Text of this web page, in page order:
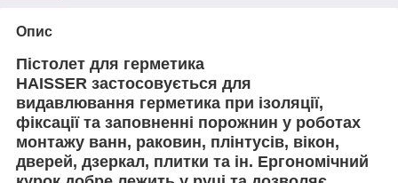
Опис
Пістолет для герметика
HAISSER застосовується для
видавлювання герметика при ізоляції,
фіксації та заповненні порожнин у роботах
монтажу ванн, раковин, плінтусів, вікон,
дверей, дзеркал, плитки та ін. Ергономічний